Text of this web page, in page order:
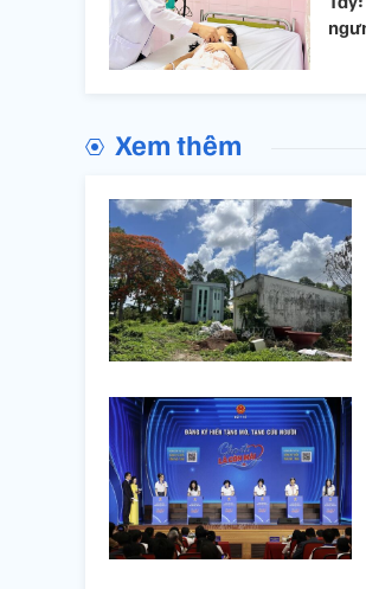
Xem thêm